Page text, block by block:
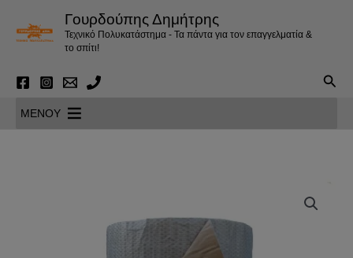
περιεχόμενο
Γουρδούπης Δημήτρης
Τεχνικό Πολυκατάστημα - Τα πάντα για τον επαγγελματία &
το σπίτι!
MENOY